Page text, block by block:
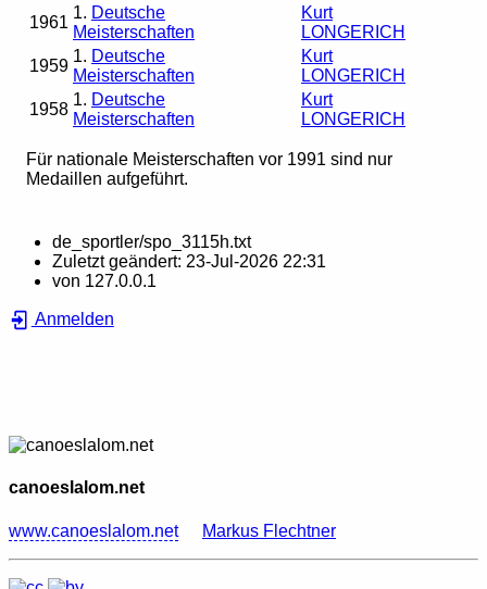
1961
1. Deutsche
Meisterschaften
Kurt
LONGERICH
1959
1. Deutsche
Meisterschaften
Kurt
LONGERICH
1958
1. Deutsche
Meisterschaften
Kurt
LONGERICH
Für nationale Meisterschaften vor 1991 sind nur
Medaillen aufgeführt.
de_sportler/spo_3115h.txt
Zuletzt geändert: 23-Jul-2026 22:31
von 127.0.0.1
Anmelden
canoeslalom.net
www.canoeslalom.net Markus Flechtner